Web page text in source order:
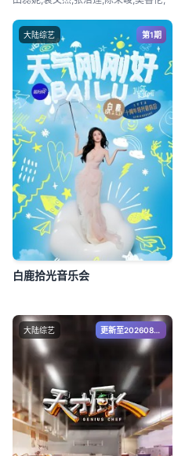
大陆综艺 第1期
白鹿拾光音乐会
大陆综艺 更新至20260806期